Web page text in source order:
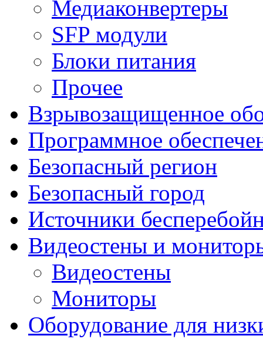
Медиаконвертеры
SFP модули
Блоки питания
Прочее
Взрывозащищенное
Программное
Безопасный регион
Безопасный город
Источники
Видеостены и
Видеостены
Мониторы
Оборудование для